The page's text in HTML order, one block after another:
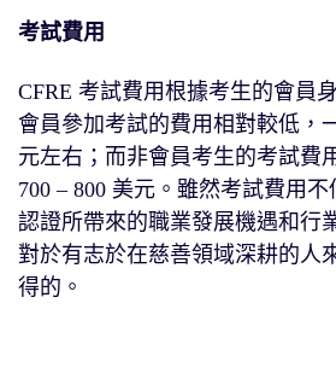
考試費用
CFRE 考試費用根據考生的會員
會員參加考試的費用相對較低，
元左右；而非會員考生的考試費
700 – 800 美元。雖然考試費用
認證所帶來的職業發展機遇和行
對於有志於在慈善領域深耕的人
得的。